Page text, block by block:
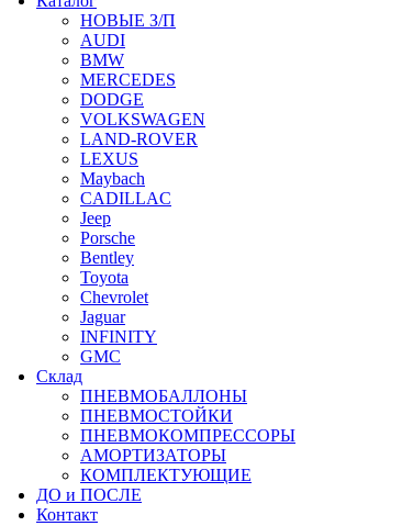
НОВЫЕ З/П
AUDI
BMW
MERCEDES
DODGE
VOLKSWAGEN
LAND-ROVER
LEXUS
Maybach
CADILLAC
Jeep
Porsche
Bentley
Toyota
Chevrolet
Jaguar
INFINITY
GMC
Склад
ПНЕВМОБАЛЛОНЫ
ПНЕВМОСТОЙКИ
ПНЕВМОКОМПРЕССОРЫ
АМОРТИЗАТОРЫ
КОМПЛЕКТУЮЩИЕ
ДО и ПОСЛЕ
Контакт